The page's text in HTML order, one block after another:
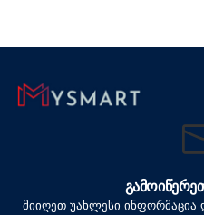
მიიღეთ უახლესი ინფორმაცია